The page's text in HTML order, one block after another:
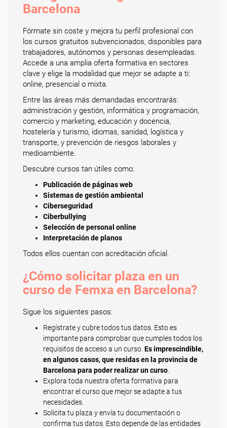
Barcelona
Fórmate sin coste y mejora tu perfil profesional con
los cursos gratuitos subvencionados, disponibles para
trabajadores, autónomos y personas desempleadas.
Accede a una amplia oferta formativa en sectores
clave y elige la modalidad que mejor se adapte a ti:
online, presencial o mixta.
Entre las áreas más demandadas encontrarás:
administración y gestión, informática y programación,
comercio y marketing, educación y docencia,
hostelería y turismo, idiomas, sanidad, logística y
transporte, y prevención de riesgos laborales y
medioambiente.
Descubre cursos tan útiles como:
Publicación de páginas web
Sistemas de gestión ambiental
Ciberseguridad
Ciberbullying
Selección de personal online
Interpretación de planos
Todos ellos cuentan con acreditación oficial.
¿Cómo solicitar plaza en un
curso de Femxa en Barcelona?
Sigue los siguientes pasos:
Regístrate y cubre todos tus datos. Esto es
importante para comprobar que cumples todos los
requisitos de acceso a un curso. Es imprescindible,
en algunos casos, que residas en la provincia de
Barcelona para poder realizar un curso
Explora toda nuestra oferta formativa para
encontrar el curso que mejor se adapte a tus
necesidades.
Solicita tu plaza y envía tu documentación o
confirma tus datos. Esto depende de las entidades